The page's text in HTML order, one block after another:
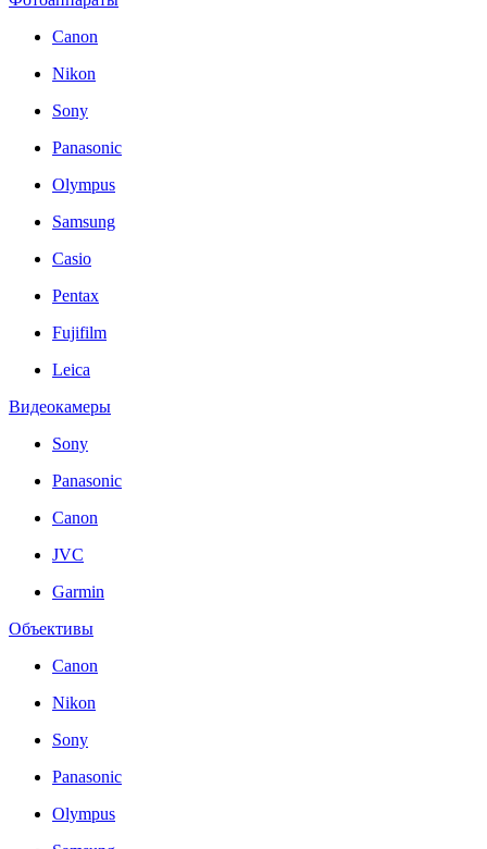
Canon
Nikon
Sony
Panasonic
Olympus
Samsung
Casio
Pentax
Fujifilm
Leica
Видеокамеры
Sony
Panasonic
Canon
JVC
Garmin
Объективы
Canon
Nikon
Sony
Panasonic
Olympus